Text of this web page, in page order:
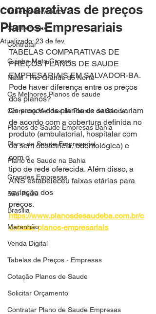
Tabelas de Valores
Os Melhores
Contratar
Cuiaba-Mato Grosso
Natal - Rio Grande do Norte
Os Melhores Planos de saude
Corretora Vendas de Planos de Saude
Planos de Saude Empresas Bahia
Plano de Saude Empresarial
Plano de Saude na Bahia
Grandes Empresas
São Paulo
Brasilia
Maranhão
Venda Digital
Tabelas de Preços - Empresas
Cotação Planos de Saude
Solicitar Orçamento
Contratar Plano de Saude Empresas
comparativas de preços
Planos Empresariais
Atualizado: 23 de fev.
TABELAS COMPARATIVAS DE
PREÇOS PLANOS DE SAUDE
EMPRESARIAIS EM SALVADOR-BA.
Pode haver diferença entre os preços
dos planos?
Os preços dos planos de saúde variam
de acordo com a cobertura definida no
produto (ambulatorial, hospitalar com
ou sem obstetrícia, odontológica) e
com o
tipo de rede oferecida. Além disso, a
ANS estabeleceu faixas etárias para
variação dos
preços.
https://www.planosdesaudeba.com.br/c
ontratar-planos-empresariais